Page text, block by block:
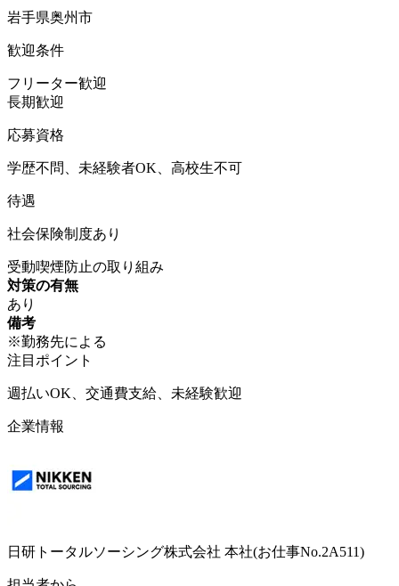
岩手県奥州市
歓迎条件
フリーター歓迎
長期歓迎
応募資格
学歴不問、未経験者OK、高校生不可
待遇
社会保険制度あり
受動喫煙防止の取り組み
対策の有無
あり
備考
※勤務先による
注目ポイント
週払いOK、交通費支給、未経験歓迎
企業情報
日研トータルソーシング株式会社 本社(お仕事No.2A511)